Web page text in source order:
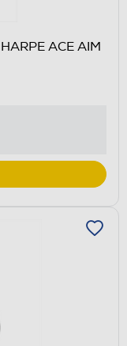
ACE AIM